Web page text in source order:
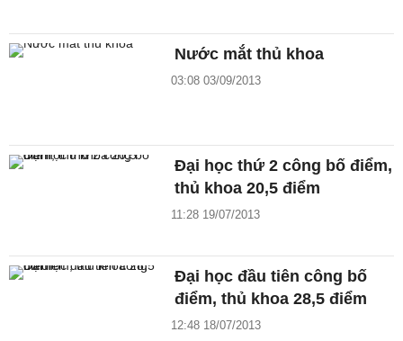
Nước mắt thủ khoa
03:08 03/09/2013
Đại học thứ 2 công bố điểm,
thủ khoa 20,5 điểm
11:28 19/07/2013
Đại học đầu tiên công bố
điểm, thủ khoa 28,5 điểm
12:48 18/07/2013